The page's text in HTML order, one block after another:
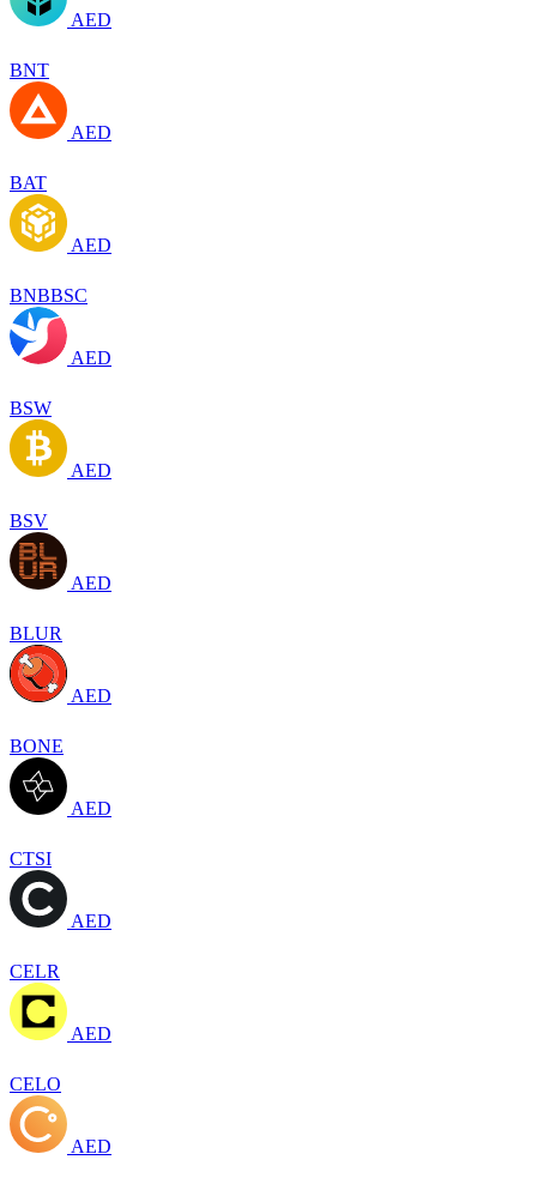
AED
BNT
AED
BAT
AED
BNBBSC
AED
BSW
AED
BSV
AED
BLUR
AED
BONE
AED
CTSI
AED
CELR
AED
CELO
AED